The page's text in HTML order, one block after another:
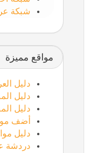
شبكة
مواقع مميزة
دليل
دليل
دليل
أضف
دليل
دردشة